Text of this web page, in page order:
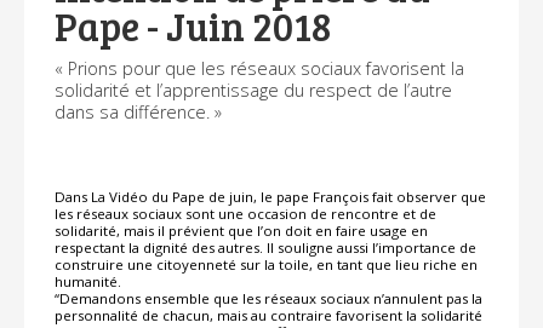
Pape - Juin 2018
« Prions pour que les réseaux sociaux favorisent la
solidarité et l’apprentissage du respect de l’autre
dans sa différence. »
Dans La Vidéo du Pape de juin, le pape François fait observer que
les réseaux sociaux sont une occasion de rencontre et de
solidarité, mais il prévient que l’on doit en faire usage en
respectant la dignité des autres. Il souligne aussi l’importance de
construire une citoyenneté sur la toile, en tant que lieu riche en
humanité.
“Demandons ensemble que les réseaux sociaux n’annulent pas la
personnalité de chacun, mais au contraire favorisent la solidarité